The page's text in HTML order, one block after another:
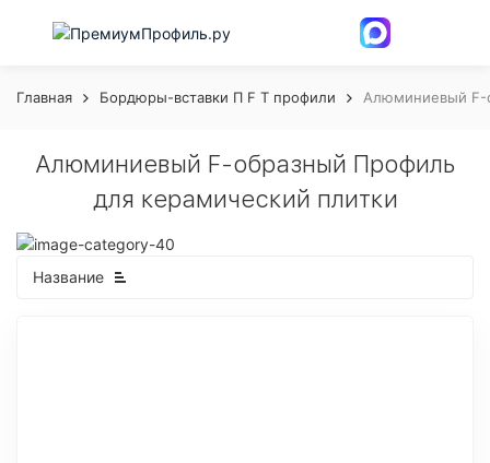
Главная Бордюры-вставки П F Т профили Алюминиевый F-
Алюминиевый F-образный Профиль
для керамический плитки
Название